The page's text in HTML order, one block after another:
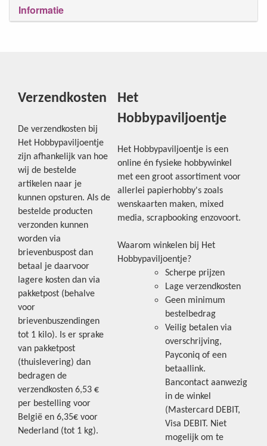
Informatie
Verzendkosten
De verzendkosten bij
Het Hobbypaviljoentje
zijn afhankelijk van hoe
wij de bestelde
artikelen naar je
kunnen opsturen. Als de
bestelde producten
verzonden kunnen
worden via
brievenbuspost dan
betaal je daarvoor
lagere kosten dan via
pakketpost (behalve
voor
brievenbuszendingen
tot 1 kilo). Is er sprake
van pakketpost
(thuislevering) dan
bedragen de
verzendkosten 6,53 €
per bestelling voor
België en 6,35€ voor
Nederland (tot 1 kg).
Het
Hobbypaviljoentje
Het Hobbypaviljoentje is een
online én fysieke hobbywinkel
met een groot assortiment voor
allerlei papierhobby's zoals
wenskaarten maken, mixed
media, scrapbooking enzovoort.
Waarom winkelen bij Het
Hobbypaviljoentje?
Scherpe prijzen
Lage verzendkosten
Geen minimum
bestelbedrag
Veilig betalen via
overschrijving,
Payconiq of een
betaallink.
Bancontact aanwezig
in de winkel
(Mastercard DEBIT,
Visa DEBIT. Niet
mogelijk om te